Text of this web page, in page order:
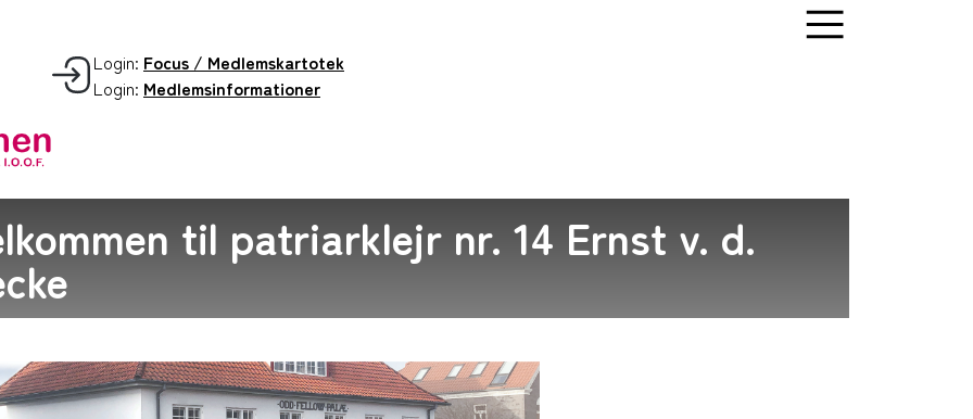
Login: Focus / Medlemskartotek
Login: Medlemsinformationer
til patriarklejr nr. 14 Ernst v. d.